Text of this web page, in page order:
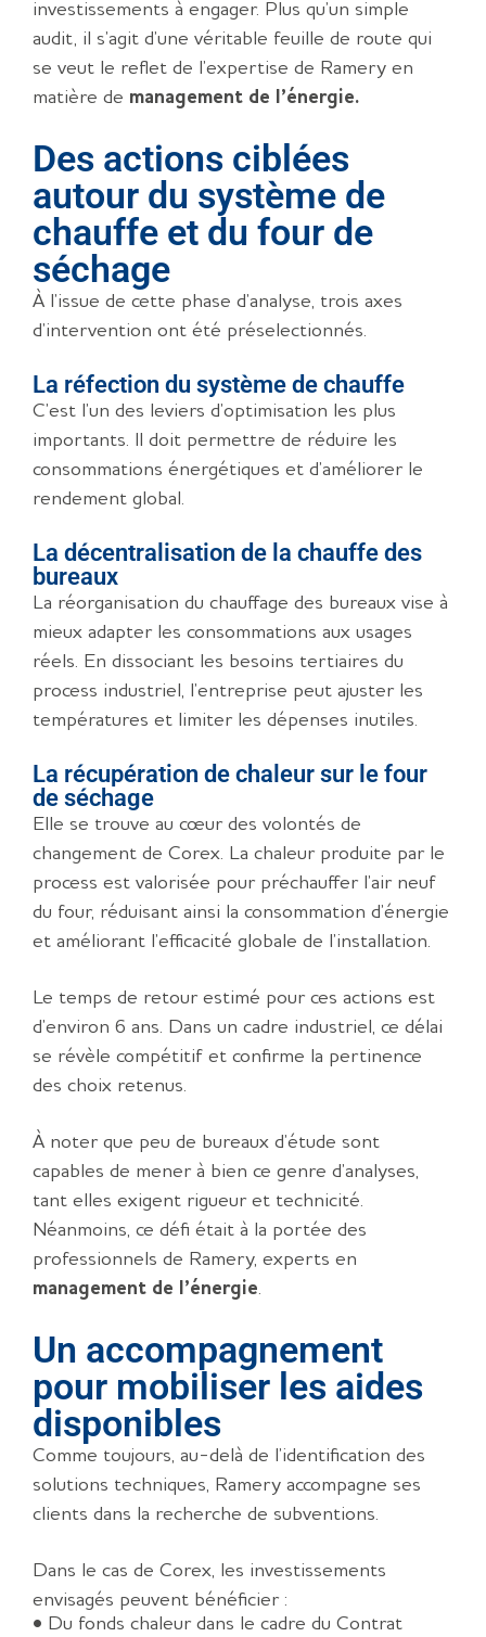
investissements à engager. Plus qu’un simple
audit, il s’agit d’une véritable feuille de route qui
se veut le reflet de l’expertise de Ramery en
matière de management de l’énergie.
Des actions ciblées
autour du système de
chauffe et du four de
séchage
À l’issue de cette phase d’analyse, trois axes
d’intervention ont été préselectionnés.
La réfection du système de chauffe
C’est l’un des leviers d’optimisation les plus
importants. Il doit permettre de réduire les
consommations énergétiques et d’améliorer le
rendement global.
La décentralisation de la chauffe des
bureaux
La réorganisation du chauffage des bureaux vise à
mieux adapter les consommations aux usages
réels. En dissociant les besoins tertiaires du
process industriel, l’entreprise peut ajuster les
températures et limiter les dépenses inutiles.
La récupération de chaleur sur le four
de séchage
Elle se trouve au cœur des volontés de
changement de Corex. La chaleur produite par le
process est valorisée pour préchauffer l’air neuf
du four, réduisant ainsi la consommation d’énergie
et améliorant l’efficacité globale de l’installation.
Le temps de retour estimé pour ces actions est
d’environ 6 ans. Dans un cadre industriel, ce délai
se révèle compétitif et confirme la pertinence
des choix retenus.
À noter que peu de bureaux d’étude sont
capables de mener à bien ce genre d’analyses,
tant elles exigent rigueur et technicité.
Néanmoins, ce défi était à la portée des
professionnels de Ramery, experts en
management de l’énergie.
Un accompagnement
pour mobiliser les aides
disponibles
Comme toujours, au-delà de l’identification des
solutions techniques, Ramery accompagne ses
clients dans la recherche de subventions.
Dans le cas de Corex, les investissements
envisagés peuvent bénéficier :
• Du fonds chaleur dans le cadre du Contrat